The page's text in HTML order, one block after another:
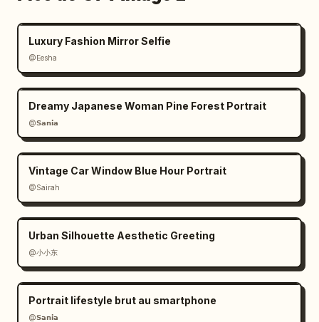
Luxury Fashion Mirror Selfie
@Eesha
Dreamy Japanese Woman Pine Forest Portrait
@𝗦𝗮𝗻𝗶𝗮
Vintage Car Window Blue Hour Portrait
@Sairah
Urban Silhouette Aesthetic Greeting
@小小东
Portrait lifestyle brut au smartphone
@𝗦𝗮𝗻𝗶𝗮